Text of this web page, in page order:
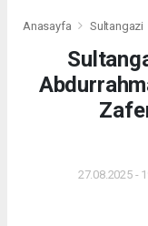
Anasayfa Sultangazi
27.08.2025 -